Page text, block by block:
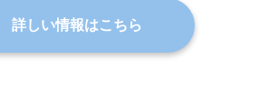
詳しい情報はこちら